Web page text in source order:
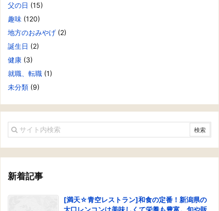
父の日 (15)
趣味 (120)
地方のおみやげ (2)
誕生日 (2)
健康 (3)
就職、転職 (1)
未分類 (9)
新着記事
[満天☆青空レストラン]和食の定番！新潟県の
大口レンコンは美味しくて栄養も豊富。旬や販